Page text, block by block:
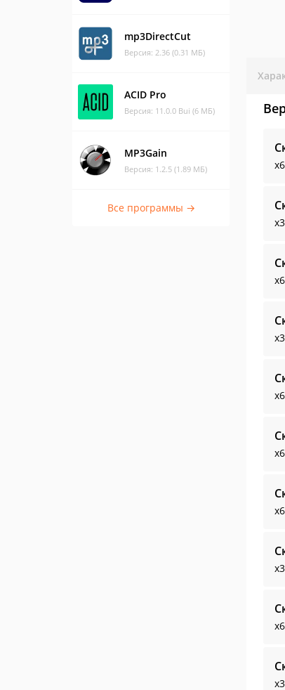
mp3DirectCut
Версия: 2.36 (0.31 МБ)
ACID Pro
Версия: 11.0.0 Bui (6 МБ)
MP3Gain
Версия: 1.2.5 (1.89 МБ)
Все программы →